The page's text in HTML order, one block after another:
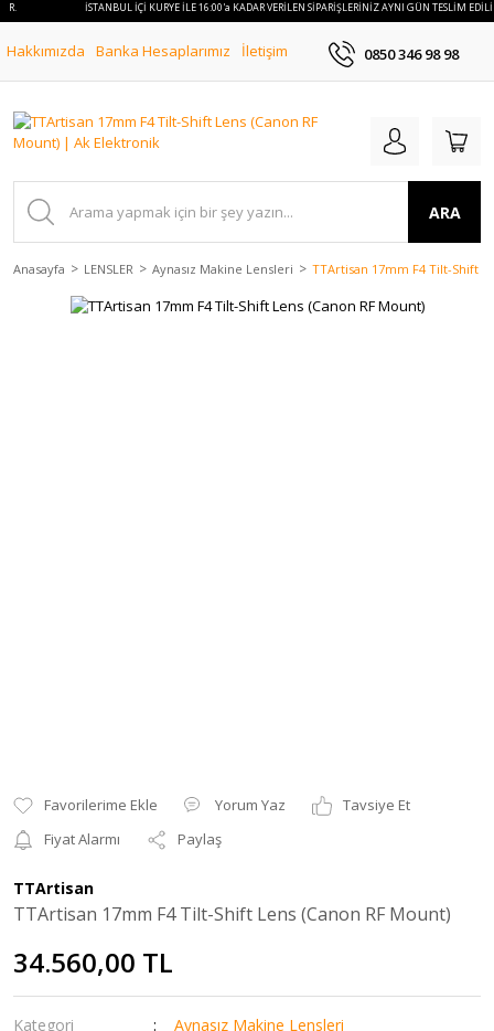
İSTANBUL İÇİ KURYE İLE 16:00'a KADAR VERİLEN SİPARİŞLERİNİZ AYNI GÜN TESLİM
Hakkımızda Banka Hesaplarımız İletişim 0850 346 98 98
ARA
Anasayfa LENSLER Aynasız Makine Lensleri TTArtisan 17mm F4 Tilt-Shift
Yorum Yaz
Tavsiye Et
Fiyat Alarmı
Paylaş
TTArtisan
TTArtisan 17mm F4 Tilt-Shift Lens (Canon RF Mount)
34.560,00 TL
Kategori
Aynasız Makine Lensleri